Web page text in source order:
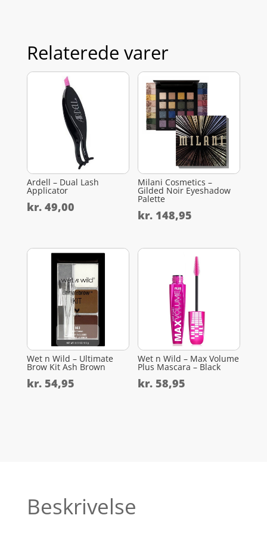
Relaterede varer
Ardell – Dual Lash
Applicator
kr.49,00
Milani Cosmetics –
Gilded Noir Eyeshadow
Palette
kr. 148,95
Wet n Wild – Ultimate
Brow Kit Ash Brown
kr.54,95
Wet n Wild – Max Volume
Plus Mascara – Black
kr. 58,95
Beskrivelse